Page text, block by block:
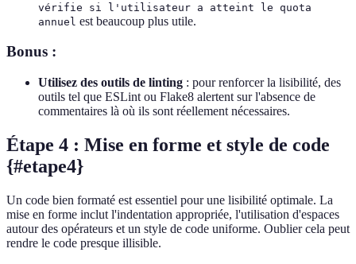
vérifie si l'utilisateur a atteint le quota
annuel est beaucoup plus utile.
Bonus :
Utilisez des outils de linting : pour renforcer la lisibilité, des
outils tel que ESLint ou Flake8 alertent sur l'absence de
commentaires là où ils sont réellement nécessaires.
Étape 4 : Mise en forme et style de code
{#etape4}
Un code bien formaté est essentiel pour une lisibilité optimale. La
mise en forme inclut l'indentation appropriée, l'utilisation d'espaces
autour des opérateurs et un style de code uniforme. Oublier cela peut
rendre le code presque illisible.